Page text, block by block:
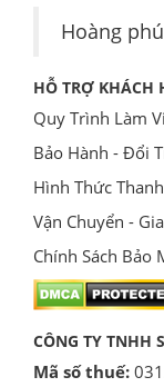
Hoàng
HỖ TRỢ KHÁCH
Quy Trình Làm
Bảo Hành - Đổi
Hình Thức
Vận Chuyển -
Chính Sách Bảo
CÔNG TY TNHH
Mã số thuế: